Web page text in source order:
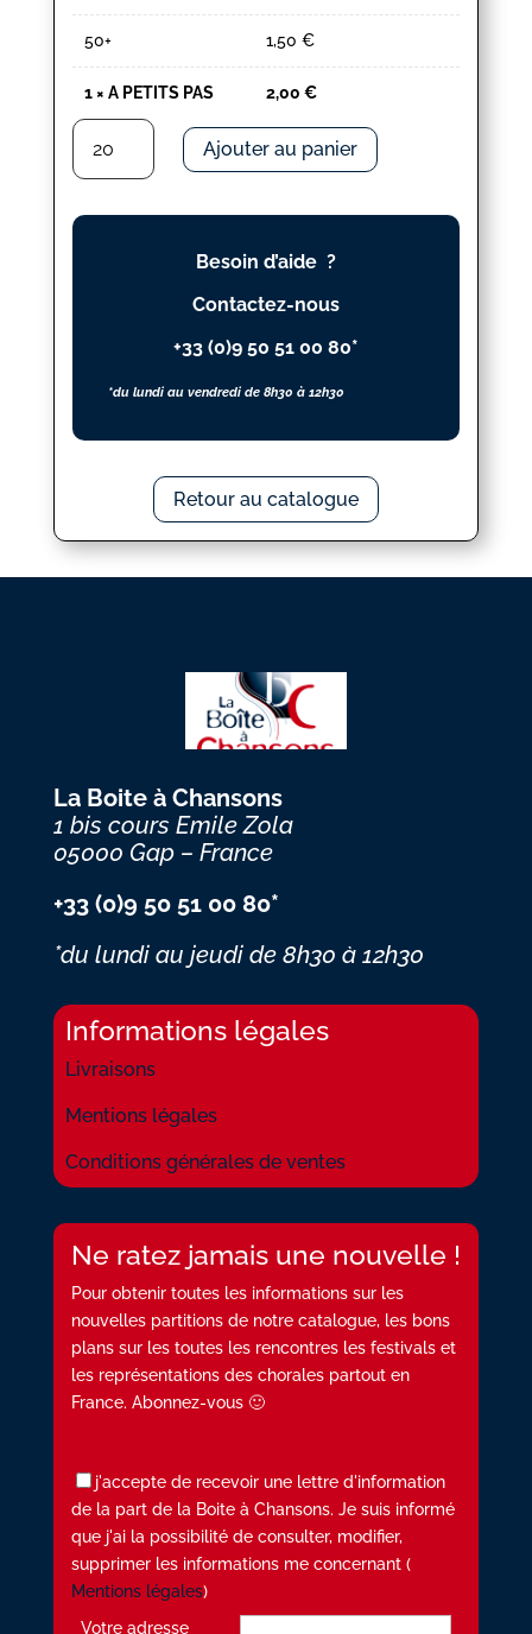
50+ 1,50 €
1× A PETITS PAS 2,00 €
quantité
A
PETITS
Ajouter au panier
Besoin d’aide ?
Contactez-nous
+33 (0)9 50 51 00 80*
*du lundi au vendredi de 8h30 à 12h30
Retour au catalogue
La Boite à Chansons
1 bis cours Emile Zola
05000 Gap – France
+33 (0)9 50 51 00 80*
*du lundi au jeudi de 8h30 à 12h30
Informations légales
Livraisons
Mentions légales
Conditions générales de ventes
Ne ratez jamais une nouvelle !
Pour obtenir toutes les informations sur les
nouvelles partitions de notre catalogue, les bons
plans sur les toutes les rencontres les festivals et
les représentations des chorales partout en
France. Abonnez-vous 🙂
j'accepte de recevoir une lettre d'information
de la part de la Boite à Chansons. Je suis informé
que j'ai la possibilité de consulter, modifier,
supprimer les informations me concernant (
Mentions légales)
Votre adresse